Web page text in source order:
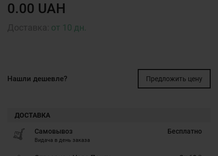
0.00 UAH
от 10 дн.
Нашли дешевле? Предложить цену
ДОСТАВКА
Самовывоз
Видача в день заказа
Бесплатно